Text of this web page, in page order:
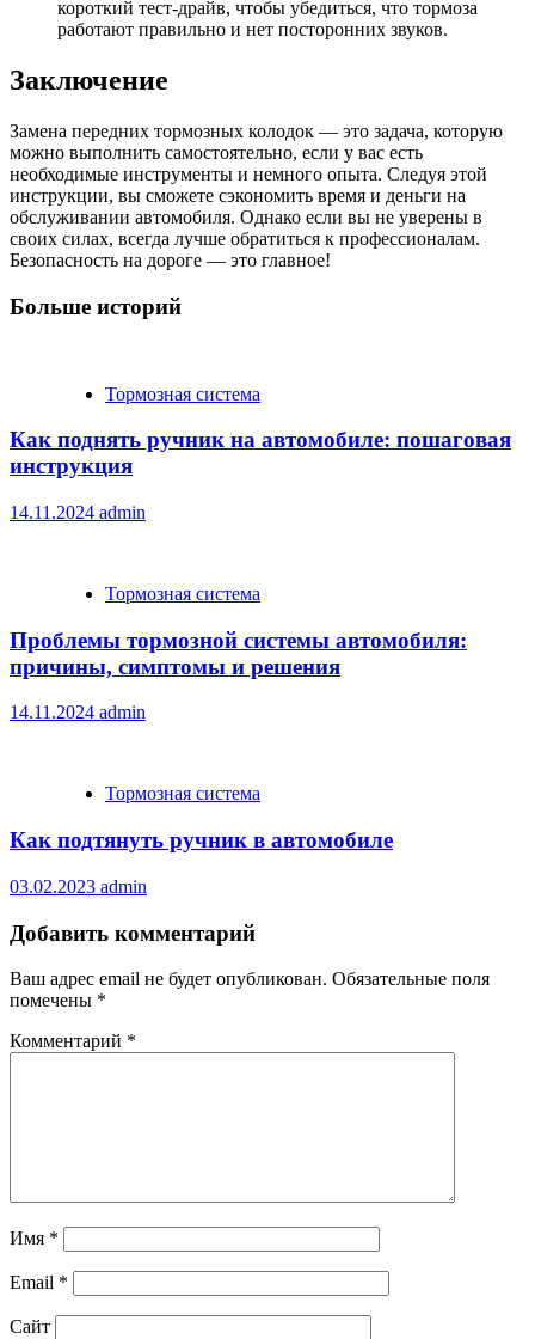
короткий тест-драйв, чтобы убедиться, что тормоза
работают правильно и нет посторонних звуков.
Заключение
Замена передних тормозных колодок — это задача, которую
можно выполнить самостоятельно, если у вас есть
необходимые инструменты и немного опыта. Следуя этой
инструкции, вы сможете сэкономить время и деньги на
обслуживании автомобиля. Однако если вы не уверены в
своих силах, всегда лучше обратиться к профессионалам.
Безопасность на дороге — это главное!
Больше историй
Тормозная система
Как поднять ручник на автомобиле: пошаговая
инструкция
14.11.2024 admin
Тормозная система
Проблемы тормозной системы автомобиля:
причины, симптомы и решения
14.11.2024 admin
Тормозная система
Как подтянуть ручник в автомобиле
03.02.2023 admin
Добавить комментарий
Ваш адрес email не будет опубликован. Обязательные поля
помечены *
Комментарий *
Имя *
Email *
Сайт